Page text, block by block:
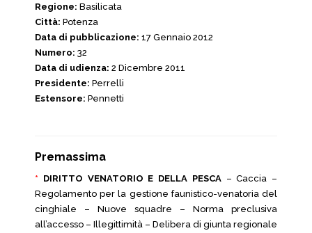
Regione: Basilicata
Città: Potenza
Data di pubblicazione: 17 Gennaio 2012
Numero: 32
Data di udienza: 2 Dicembre 2011
Presidente: Perrelli
Estensore: Pennetti
Premassima
* DIRITTO VENATORIO E DELLA PESCA– Caccia –
Regolamento per la gestione faunistico-venatoria del
cinghiale – Nuove squadre – Norma preclusiva
all’accesso – Illegittimità – Delibera di giunta regionale